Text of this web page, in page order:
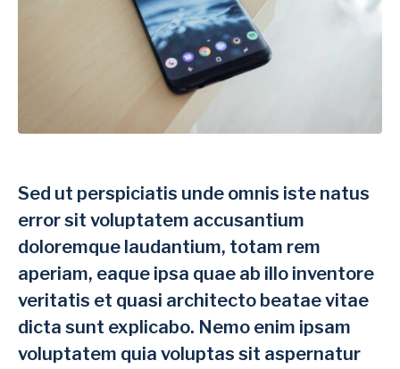
Sed ut perspiciatis unde omnis iste natus
error sit voluptatem accusantium
doloremque laudantium, totam rem
aperiam, eaque ipsa quae ab illo inventore
veritatis et quasi architecto beatae vitae
dicta sunt explicabo. Nemo enim ipsam
voluptatem quia voluptas sit aspernatur